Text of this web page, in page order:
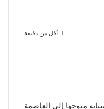
أقل من دقيقة
متوجها إلى العاصمة